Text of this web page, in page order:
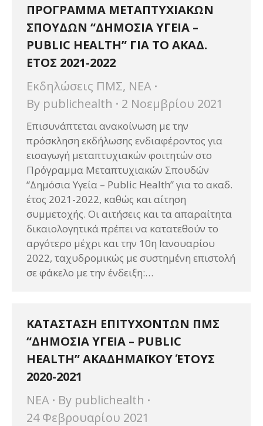
ΠΡΟΓΡΑΜΜΑ ΜΕΤΑΠΤΥΧΙΑΚΩΝ
ΣΠΟΥΔΩΝ “ΔΗΜΟΣΙΑ ΥΓΕΙΑ –
PUBLIC HEALTH” ΓΙΑ ΤΟ ΑΚΑΔ.
ΕΤΟΣ 2021-2022
Εκδηλώσεις ΠΜΣ, ΝΕΑ
By publichealth 2 Νοεμβρίου 2021
Επισυνάπτεται ανακοίνωση με την
πρόσκληση εκδήλωσης ενδιαφέροντος για
εισαγωγή μεταπτυχιακών φοιτητών στο
Πρόγραμμα Μεταπτυχιακών Σπουδών
“Δημόσια Υγεία – Public Health” για το ακαδ.
έτος 2021-2022, καθώς και αίτηση
συμμετοχής. Οι αιτήσεις και τα απαραίτητα
δικαιολογητικά πρέπει να κατατεθούν το
αργότερο μέχρι και την 10η Ιανουαρίου
2022, ταχυδρομικώς με συστημένη επιστολή
σε φάκελο με την ένδειξη:…
ΚΑΤΑΣΤΑΣΗ ΕΠΙΤΥΧΟΝΤΩΝ ΠΜΣ
“ΔΗΜΟΣΙΑ ΥΓΕΙΑ – PUBLIC
HEALTH” ΑΚΑΔΗΜΑΪΚΟΥ ΈΤΟΥΣ
2020-2021
ΝΕΑ
By publichealth
24 Φεβρουαρίου 2021